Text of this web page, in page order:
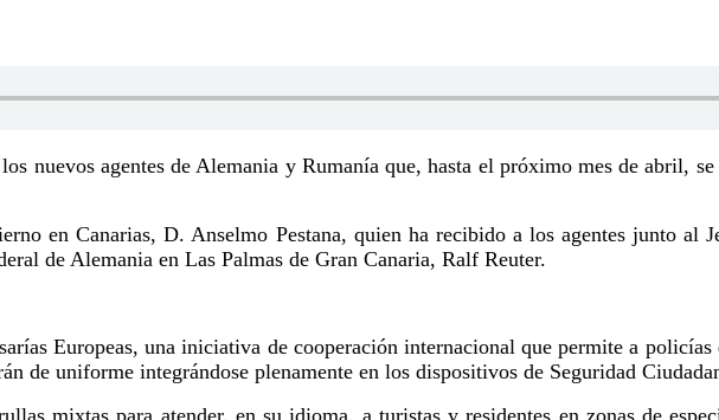
nuevos agentes de Alemania y Rumanía que, hasta el próximo mes de abril,
en Canarias,D. Anselmo Pestana, quien ha recibido a los agentes junto al
de Alemania en Las Palmas de Gran Canaria, Ralf Reuter.
Europeas, una iniciativa de cooperación internacional que permite a
de uniforme integrándose plenamente en los dispositivos de Seguridad
mixtas para atender, en su idioma, a turistas y residentes en zonas de